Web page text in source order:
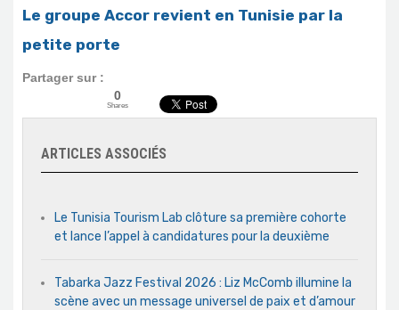
Le groupe Accor revient en Tunisie par la
petite porte
Partager sur :
0
Shares
ARTICLES ASSOCIÉS
Le Tunisia Tourism Lab clôture sa première cohorte
et lance l’appel à candidatures pour la deuxième
Tabarka Jazz Festival 2026 : Liz McComb illumine la
scène avec un message universel de paix et d’amour